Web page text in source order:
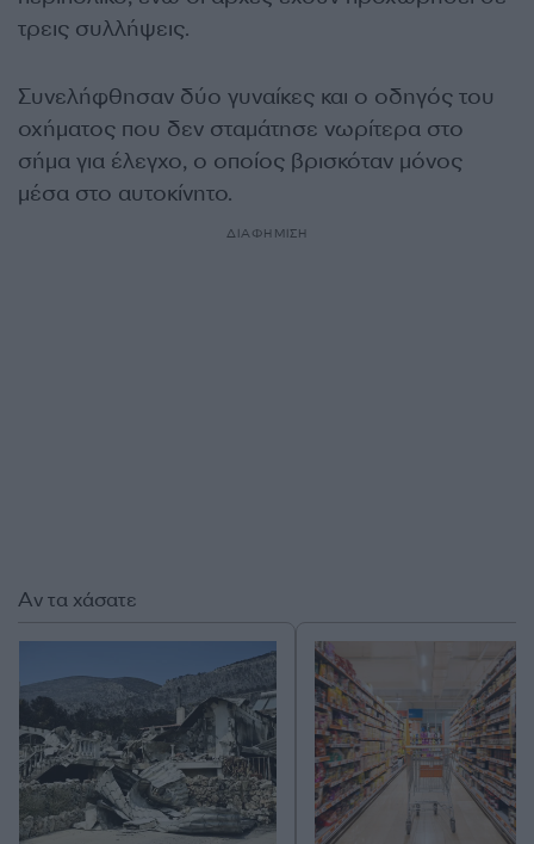
τρεις συλλήψεις.
Συνελήφθησαν δύο γυναίκες και ο οδηγός του
οχήματος που δεν σταμάτησε νωρίτερα στο
σήμα για έλεγχο, ο οποίος βρισκόταν μόνος
μέσα στο αυτοκίνητο.
ΔΙΑΦΗΜΙΣΗ
Αν τα χάσατε